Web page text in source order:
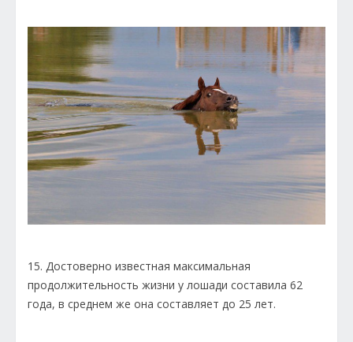
15. Достоверно известная максимальная
продолжительность жизни у лошади составила 62
года, в среднем же она составляет до 25 лет.